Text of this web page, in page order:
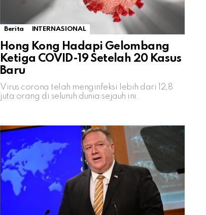
Berita INTERNASIONAL
Hong Kong Hadapi Gelombang
Ketiga COVID-19 Setelah 20 Kasus
Baru
Virus corona telah menginfeksi lebih dari 12,8
juta orang di seluruh dunia sejauh ini.